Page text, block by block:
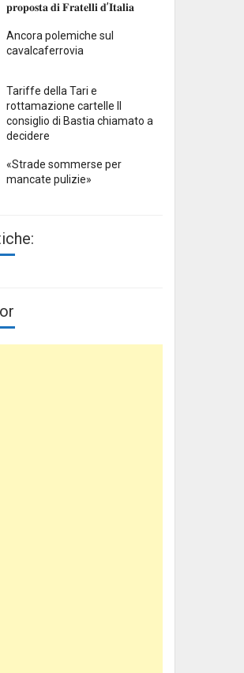
𝐩𝐫𝐨𝐩𝐨𝐬𝐭𝐚 𝐝𝐢 𝐅𝐫𝐚𝐭𝐞𝐥𝐥𝐢 𝐝’𝐈𝐭𝐚𝐥𝐢𝐚
Ancora polemiche sul
cavalcaferrovia
Tariffe della Tari e
rottamazione cartelle Il
consiglio di Bastia chiamato a
decidere
«Strade sommerse per
mancate pulizie»